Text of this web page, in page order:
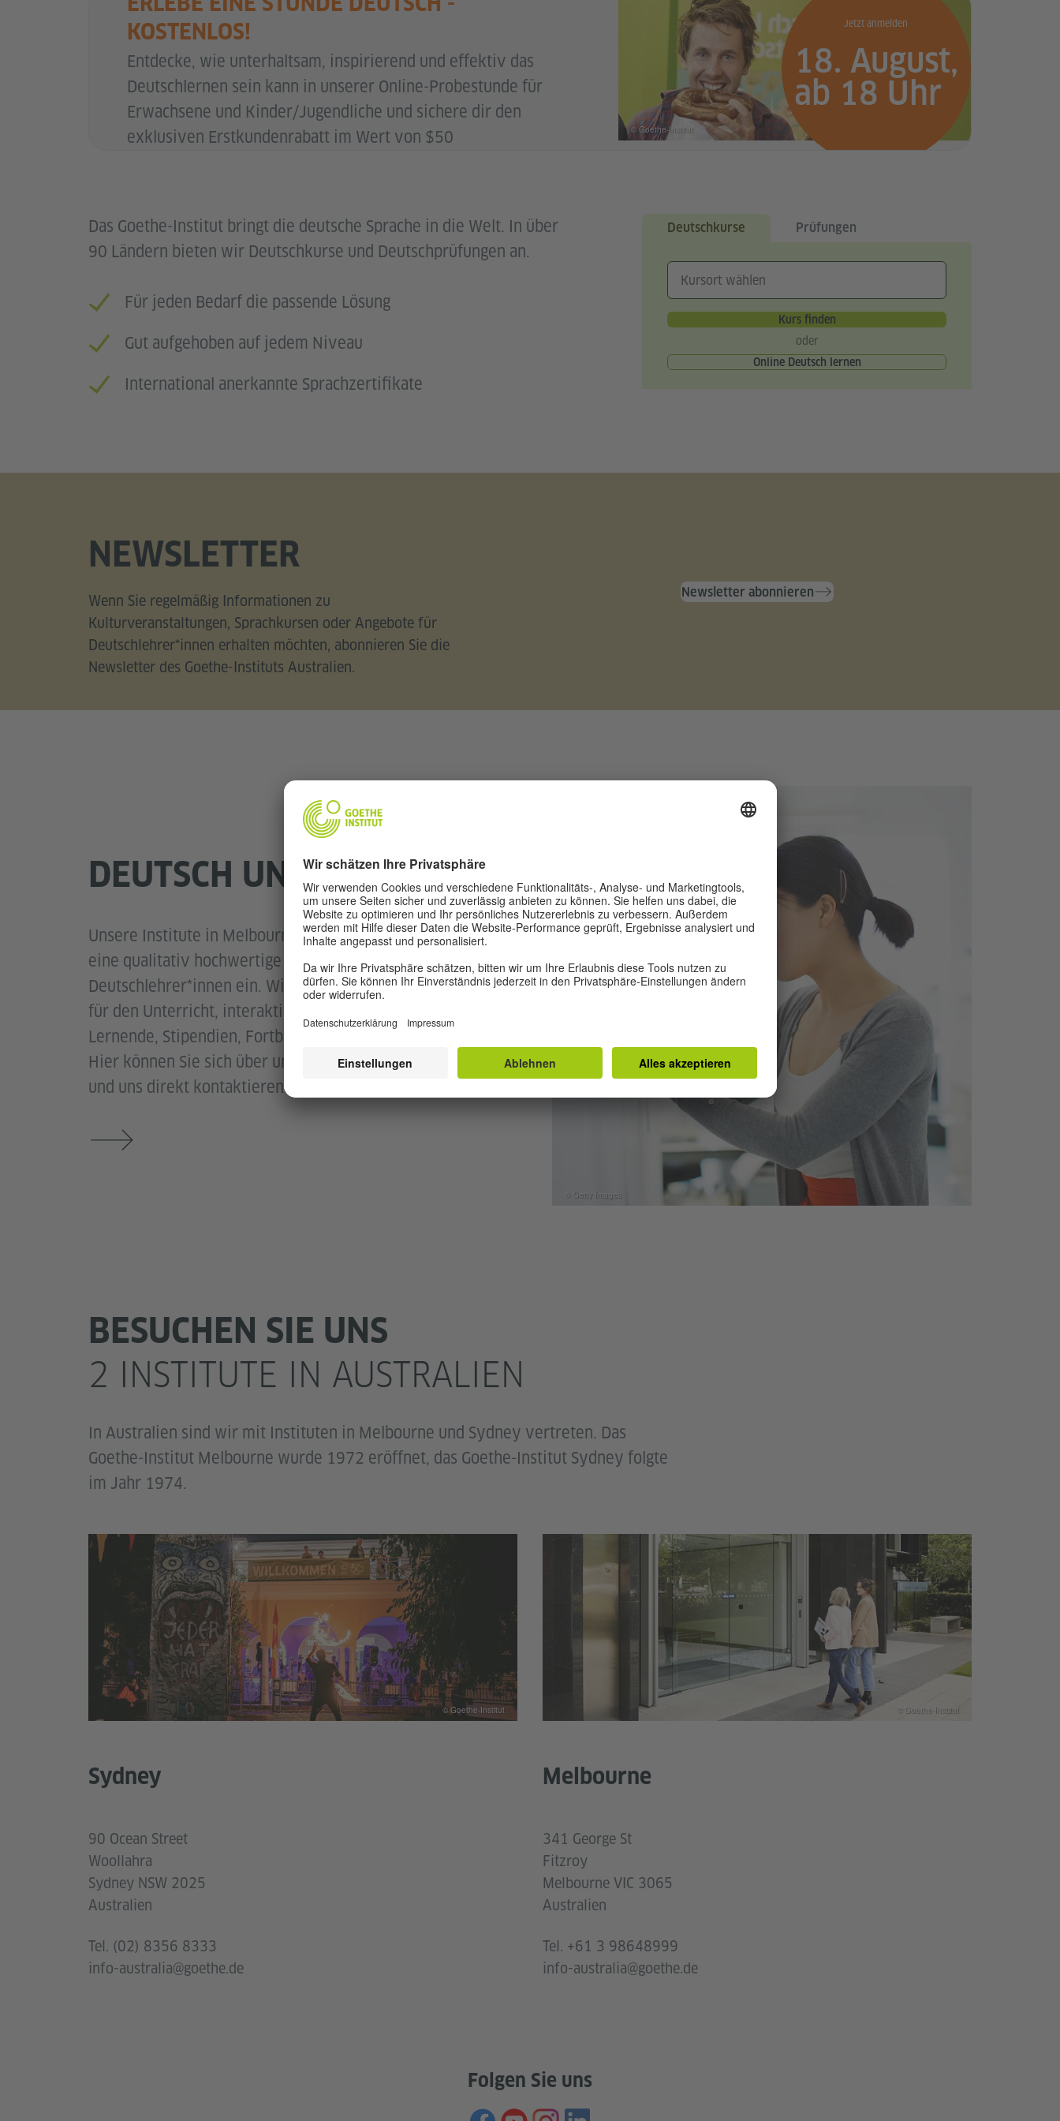
KOSTENLOS!
Entdecke, wie unterhaltsam, inspirierend und effektiv das
Deutschlernen sein kann in unserer Online-Probestunde für
Erwachsene und Kinder/Jugendliche und sichere dir den
exklusiven Erstkundenrabatt im Wert von $50
Jetzt anmelden
18. August,
ab 18 Uhr
© Goethe-Institut
Das Goethe-Institut bringt die deutsche Sprache in die Welt. In über
90 Ländern bieten wir Deutschkurse und Deutschprüfungen an.
Für jeden Bedarf die passende Lösung
Gut aufgehoben auf jedem Niveau
International anerkannte Sprachzertifikate
Deutschkurse Prüfungen
Kurs finden
oder
Online Deutsch lernen
NEWSLETTER
Wenn Sie regelmäßig Informationen zu
Kulturveranstaltungen, Sprachkursen oder Angebote für
Deutschlehrer*innen erhalten möchten, abonnieren Sie die
Newsletter des Goethe-Instituts Australien.
Newsletter abonnieren
DEUTSCH UNTERRICHTEN
Unsere Institute in Melbourne und Sydney setzen sich für
eine qualitativ hochwertige Fortbildung von
Deutschlehrer*innen ein. Wir bieten kostenlose Materialien
für den Unterricht, interaktive Bildungsprogramme für
Lernende, Stipendien, Fortbildungen und vieles mehr an.
Hier können Sie sich über unsere Angebote informieren
und uns direkt kontaktieren.
© Getty Images
BESUCHEN SIE UNS
2 INSTITUTE IN AUSTRALIEN
In Australien sind wir mit Instituten in Melbourne und Sydney vertreten. Das
Goethe-Institut Melbourne wurde 1972 eröffnet, das Goethe-Institut Sydney folgte
im Jahr 1974.
Sydney
90 Ocean Street
Woollahra
Sydney NSW 2025
Australien
Tel. (02) 8356 8333
info-australia@goethe.de
© Goethe-Institut
Melbourne
341 George St
Fitzroy
Melbourne VIC 3065
Australien
Tel. +61 3 98648999
info-australia@goethe.de
© Goethe-Institut
Folgen Sie uns